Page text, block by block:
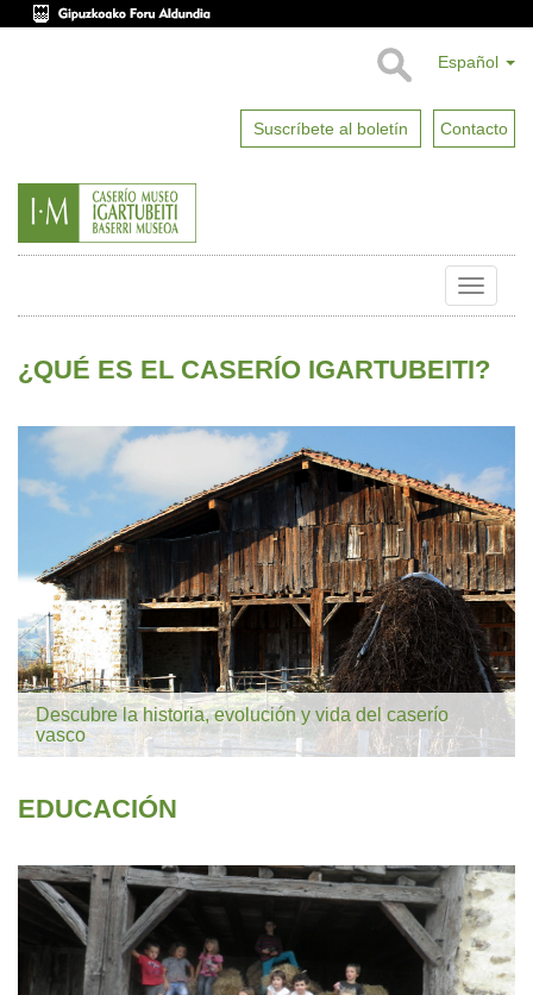
Español
Suscríbete al boletín Contacto
Toggle
¿QUÉ ES EL CASERÍO IGARTUBEITI?
Descubre la historia, evolución y vida del caserío
vasco
EDUCACIÓN